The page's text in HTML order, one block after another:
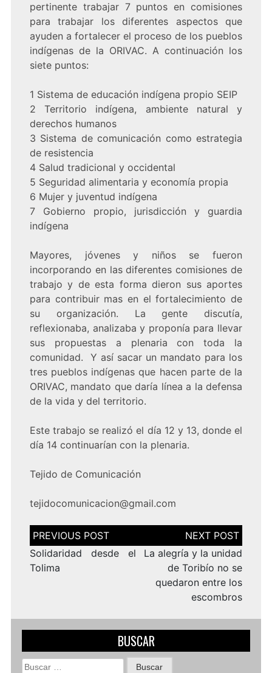
pertinente trabajar 7 puntos en comisiones
para trabajar los diferentes aspectos que
ayuden a fortalecer el proceso de los pueblos
indígenas de la ORIVAC. A continuación los
siete puntos:
1 Sistema de educación indígena propio SEIP
2 Territorio indígena, ambiente natural y
derechos humanos
3 Sistema de comunicación como estrategia
de resistencia
4 Salud tradicional y occidental
5 Seguridad alimentaria y economía propia
6 Mujer y juventud indígena
7 Gobierno propio, jurisdicción y guardia
indígena
Mayores, jóvenes y niños se fueron
incorporando en las diferentes comisiones de
trabajo y de esta forma dieron sus aportes
para contribuir mas en el fortalecimiento de
su organización. La gente discutía,
reflexionaba, analizaba y proponía para llevar
sus propuestas a plenaria con toda la
comunidad. Y así sacar un mandato para los
tres pueblos indígenas que hacen parte de la
ORIVAC, mandato que daría línea a la defensa
de la vida y del territorio.
Este trabajo se realizó el día 12 y 13, donde el
día 14 continuarían con la plenaria.
Tejido de Comunicación
tejidocomunicacion@gmail.com
Navegación
de
entradas
Solidaridad desde el
Tolima
La alegría y la unidad
de Toribío no se
quedaron entre los
escombros
BUSCAR
Buscar: